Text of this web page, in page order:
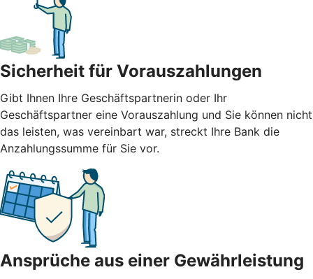
Sicherheit für Vorauszahlungen
Gibt Ihnen Ihre Geschäftspartnerin oder Ihr
Geschäftspartner eine Vorauszahlung und Sie können nicht
das leisten, was vereinbart war, streckt Ihre Bank die
Anzahlungssumme für Sie vor.
Ansprüche aus einer Gewährleistung